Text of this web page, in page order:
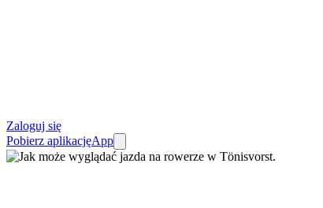
Zaloguj się
Pobierz aplikacjęApp